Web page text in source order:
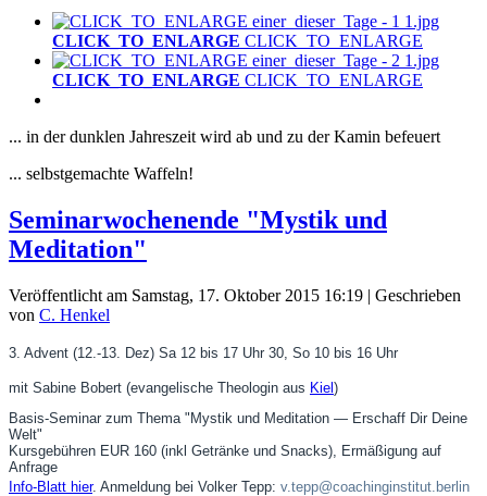
CLICK_TO_ENLARGE CLICK_TO_ENLARGE
CLICK_TO_ENLARGE CLICK_TO_ENLARGE
... in der dunklen Jahreszeit wird ab und zu der Kamin befeuert
... selbstgemachte Waffeln!
Seminarwochenende "Mystik und
Meditation"
Veröffentlicht am Samstag, 17. Oktober 2015 16:19 | Geschrieben
von C. Henkel
3. Advent (12.-13. Dez) Sa 12 bis 17 Uhr 30, So 10 bis 16 Uhr
mit Sabine Bobert (evangelische Theologin aus Kiel )
Basis-Seminar zum Thema "Mystik und Meditation — Erschaff Dir Deine
Welt"
Kursgebühren EUR 160 (inkl Getränke und Snacks), Ermäßigung auf
Anfrage
Info-Blatt hier. Anmeldung bei Volker Tepp: v.tepp@coachinginstitut.berlin